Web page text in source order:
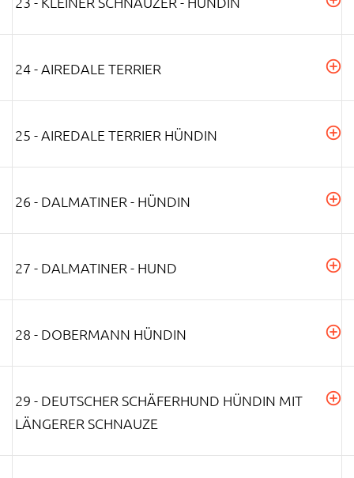
24 - AIREDALE TERRIER
25 - AIREDALE TERRIER HÜNDIN
26 - DALMATINER - HÜNDIN
27 - DALMATINER - HUND
28 - DOBERMANN HÜNDIN
29 - DEUTSCHER SCHÄFERHUND HÜNDIN MIT
LÄNGERER SCHNAUZE